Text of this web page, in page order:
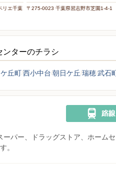
リエ千葉
〒275-0023 千葉県習志野市芝園1-4-1
ンターのチラシ
丘町西小中台 朝日ケ丘 瑞穂武石
パー、ドラッグストア、ホーム
。